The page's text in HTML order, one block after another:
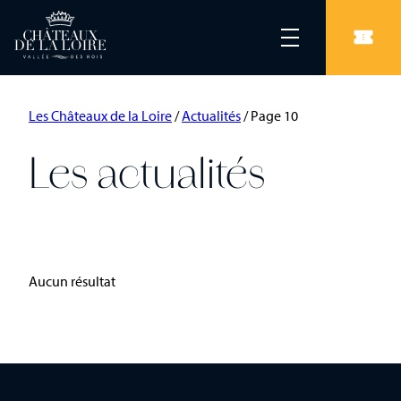
Les Châteaux de la Loire/Actualités/Page 10
Les actualités
Aucun résultat